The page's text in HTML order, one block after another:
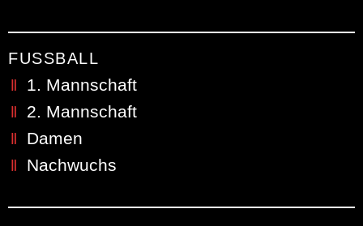
FUSSBALL
1. Mannschaft
2. Mannschaft
Damen
Nachwuchs